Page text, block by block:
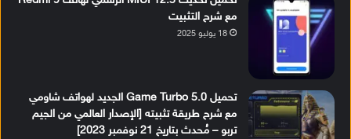
مع شرح التثبيت
18 يوليو 2025
تحميل Game Turbo 5.0 الجديد لهواتف شاومي
مع شرح طريقة تثبيته [الإصدار العالمي من الجيم
تربو – مُحدث بتاريخ 21 نوفمبر 2023]